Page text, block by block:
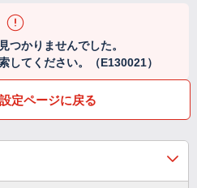
つかりませんでした。
してください。（E130021）
定ページに戻る